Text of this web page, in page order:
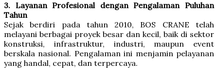
3. Layanan Profesional dengan Pengalaman Puluhan
Tahun
Sejak berdiri pada tahun 2010, BOS CRANE telah
melayani berbagai proyek besar dan kecil, baik di sektor
konstruksi, infrastruktur, industri, maupun event
berskala nasional. Pengalaman ini menjamin pelayanan
yang handal, cepat, dan terpercaya.